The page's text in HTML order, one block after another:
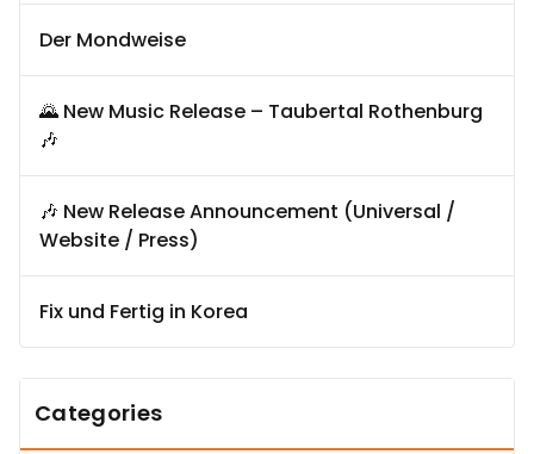
Der Mondweise
🌄 New Music Release – Taubertal Rothenburg
🎶
🎶 New Release Announcement (Universal /
Website / Press)
Fix und Fertig in Korea
Categories